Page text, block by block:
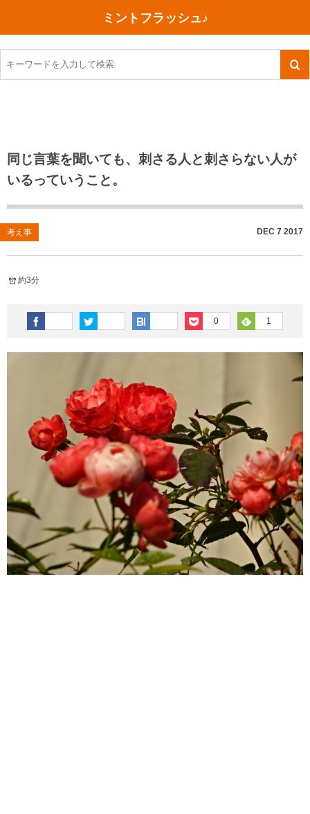
ミントフラッシュ♪
同じ言葉を聞いても、刺さる人と刺さらない人が
いるっていうこと。
考え事 DEC 7 2017
約3分
0 1
TOEIC感想・結果
TOEIC800点への道
TOEIC（作戦・ノウハウなど）
TOEIC700点への道
英単語
その他英語関連
今日買った本
ご朱印帳めぐり
川越（埼玉県）
沖縄
神戸
行ってきたあれこれ
旅行関連あれこれ
ファスティング
コスメ
ダイエット
健康あれこれ
美容あれこれ
食べ物
今日の一枚
月、星、宇宙